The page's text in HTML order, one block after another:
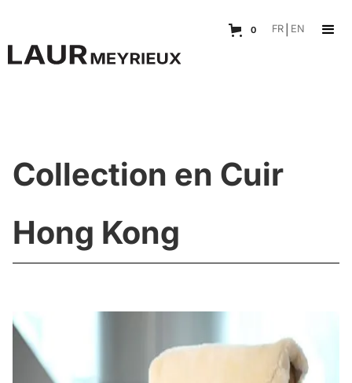
0 FR EN
Collection en Cuir
Hong Kong